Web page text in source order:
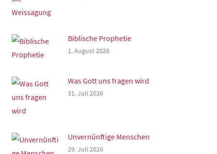
Biblische Prophetie
1. August 2026
Was Gott uns fragen wird
31. Juli 2026
Unvernünftige Menschen
29. Juli 2026